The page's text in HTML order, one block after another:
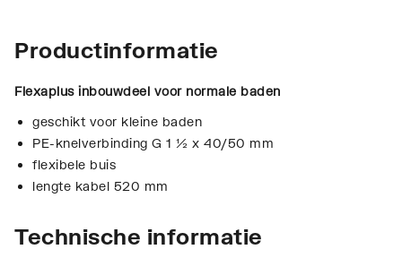
Productinformatie
Flexaplus inbouwdeel voor normale baden
geschikt voor kleine baden
PE-knelverbinding G 1 ½ x 40/50 mm
flexibele buis
lengte kabel 520 mm
Technische informatie